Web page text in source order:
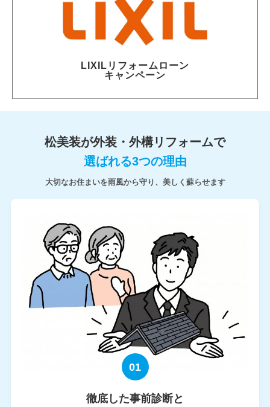
LIXILリフォームローン
キャンペーン
松美装が外装・外構リフォームで
選ばれる3つの理由
大切なお住まいを雨風から守り、美しく蘇らせます
01
徹底した事前診断と